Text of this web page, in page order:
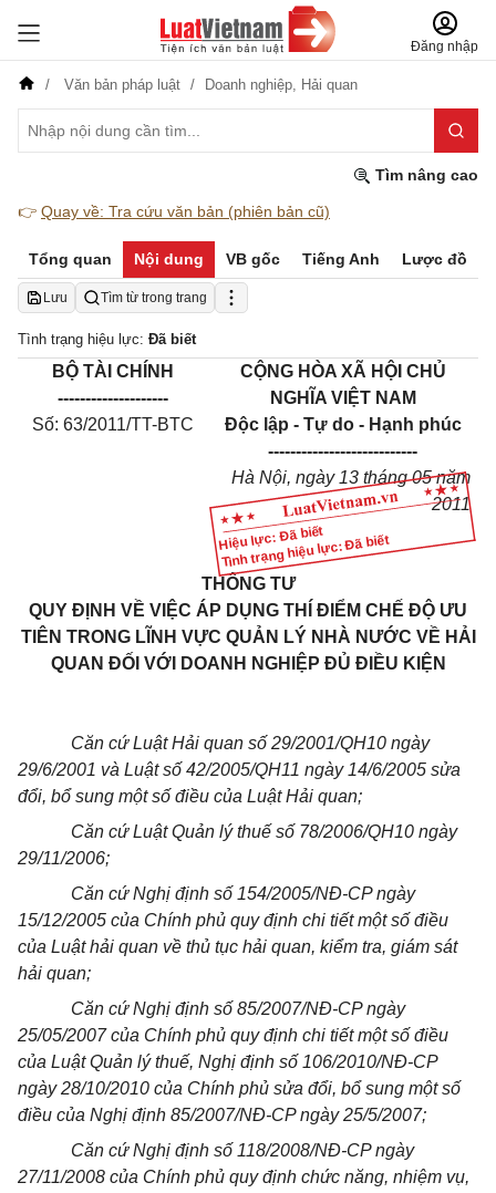
Đăng nhập
Văn bản pháp luật Doanh nghiệp, Hải quan
Tìm nâng cao
👉 Quay về: Tra cứu văn bản (phiên bản cũ)
Tổng quan Nội dung VB gốc Tiếng Anh Lược đồ
Lưu Tìm từ trong trang
Tình trạng hiệu lực: Đã biết
Hiệu lực: Đã biết
Tình trạng hiệu lực: Đã biết
BỘ TÀI CHÍNH
--------------------
Số: 63/2011/TT-BTC
CỘNG HÒA XÃ HỘI CHỦ
NGHĨA VIỆT NAM
Độc lập - Tự do - Hạnh phúc
---------------------------
Hà Nội, ngày 13 tháng 05 năm
2011
THÔNG TƯ
QUY ĐỊNH VỀ VIỆC ÁP DỤNG THÍ ĐIỂM CHẾ ĐỘ ƯU
TIÊN TRONG LĨNH VỰC QUẢN LÝ NHÀ NƯỚC VỀ HẢI
QUAN ĐỐI VỚI DOANH NGHIỆP ĐỦ ĐIỀU KIỆN
Căn cứ Luật Hải quan số 29/2001/QH10 ngày
29/6/2001 và Luật số 42/2005/QH11 ngày 14/6/2005 sửa
đổi, bổ sung một số điều của Luật Hải quan;
Căn cứ Luật Quản lý thuế số 78/2006/QH10 ngày
29/11/2006;
Căn cứ Nghị định số 154/2005/NĐ-CP ngày
15/12/2005 của Chính phủ quy định chi tiết một số điều
của Luật hải quan về thủ tục hải quan, kiểm tra, giám sát
hải quan;
Căn cứ Nghị định số 85/2007/NĐ-CP ngày
25/05/2007 của Chính phủ quy định chi tiết một số điều
của Luật Quản lý thuế, Nghị định số 106/2010/NĐ-CP
ngày 28/10/2010 của Chính phủ sửa đổi, bổ sung một số
điều của Nghị định 85/2007/NĐ-CP ngày 25/5/2007;
Căn cứ Nghị định số 118/2008/NĐ-CP ngày
27/11/2008 của Chính phủ quy định chức năng, nhiệm vụ,